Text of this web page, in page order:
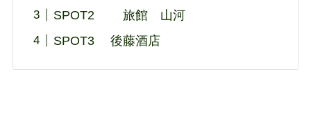
SPOT2 旅館 山河
SPOT3 後藤酒店